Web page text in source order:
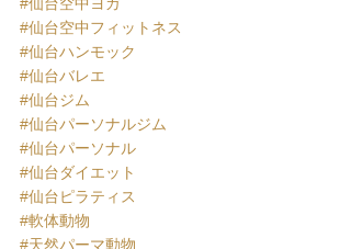
#仙台空中フィットネス
#仙台ハンモック
#仙台バレエ
#仙台ジム
#仙台パーソナルジム
#仙台パーソナル
#仙台ダイエット
#仙台ピラティス
#軟体動物
#天然パーマ動物